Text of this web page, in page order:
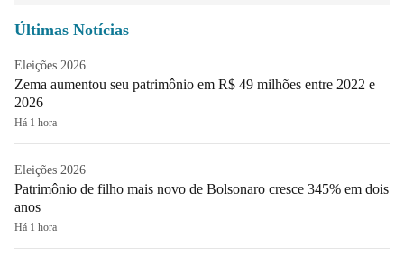
Últimas Notícias
Eleições 2026
Zema aumentou seu patrimônio em R$ 49 milhões entre 2022 e
2026
Há 1 hora
Eleições 2026
Patrimônio de filho mais novo de Bolsonaro cresce 345% em dois
anos
Há 1 hora